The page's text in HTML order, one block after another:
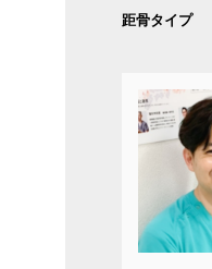
距骨タイプ